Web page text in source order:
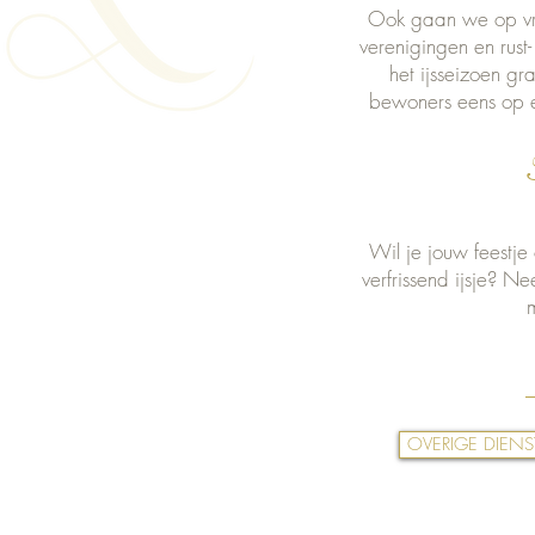
Ook gaan we op
verenigingen en
het ijsseizoen
bewoners eens op
Wil je jouw feestje
verfrissend ijsje?
OVERIGE